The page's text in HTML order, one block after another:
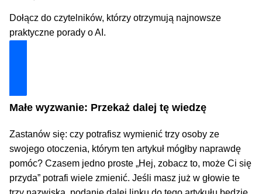
Dołącz do czytelników, którzy otrzymują najnowsze
praktyczne porady o AI.
Małe wyzwanie: Przekaż dalej tę wiedzę
Zastanów się: czy potrafisz wymienić trzy osoby ze
swojego otoczenia, którym ten artykuł mógłby naprawdę
pomóc? Czasem jedno proste „Hej, zobacz to, może Ci się
przyda” potrafi wiele zmienić. Jeśli masz już w głowie te